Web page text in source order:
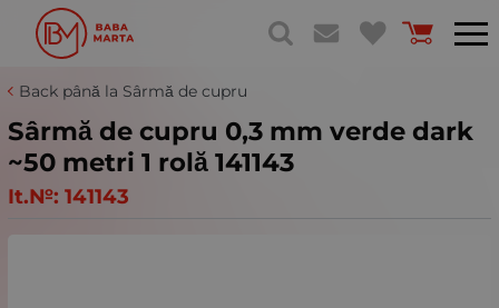
Back până la Sârmă de cupru
Sârmă de cupru 0,3 mm verde dark
~50 metri 1 rolă 141143
It.№: 141143